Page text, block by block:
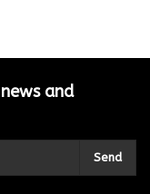
and
Send